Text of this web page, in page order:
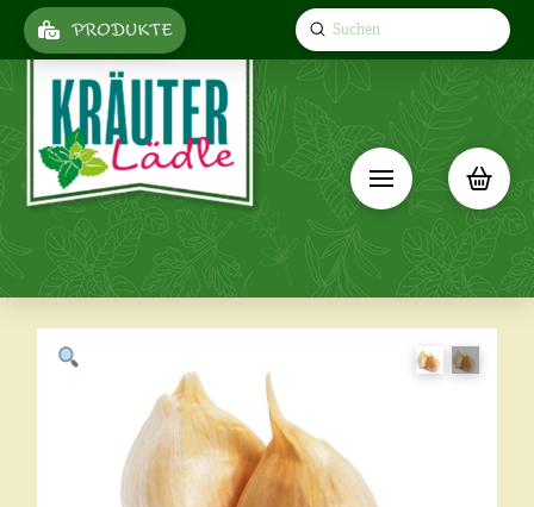
PRODUKTE Search
Submit